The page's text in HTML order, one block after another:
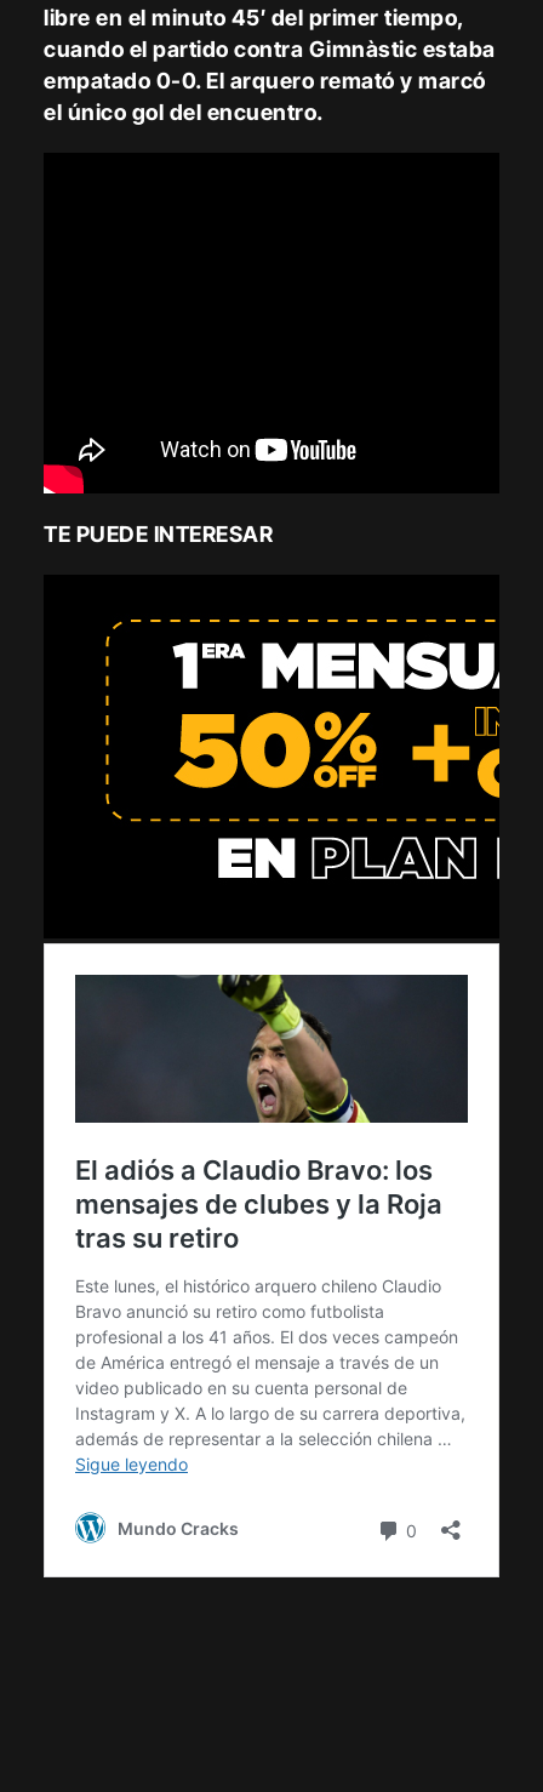
libre en el minuto 45′ del primer tiempo,
cuando el partido contra Gimnàstic estaba
empatado 0-0. El arquero remató y marcó
el único gol del encuentro.
TE PUEDE INTERESAR